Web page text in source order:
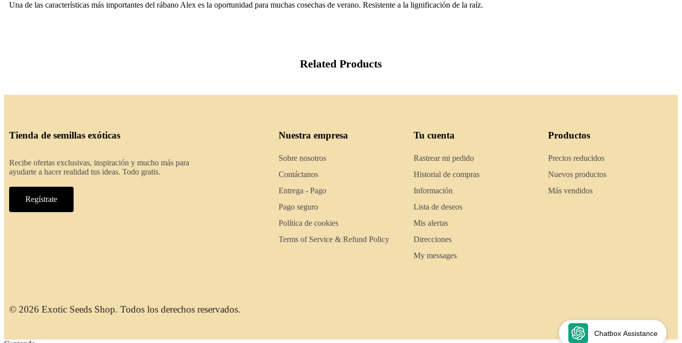
Una de las características más importantes del rábano Alex es la oportunidad para muchas cosechas de verano. Resistente a la lignificación de la raíz.
Related Products
Chatbox Assistance
Tienda de semillas exóticas
Recibe ofertas exclusivas, inspiración y mucho más para
ayudarte a hacer realidad tus ideas. Todo gratis.
Regístrate
Nuestra empresa
Sobre nosotros
Contáctanos
Entrega - Pago
Pago seguro
Política de cookies
Terms of Service & Refund Policy
Tu cuenta
Rastrear mi pedido
Historial de compras
Información
Lista de deseos
Mis alertas
Direcciones
My messages
Productos
Precios reducidos
Nuevos productos
Más vendidos
© 2026 Exotic Seeds Shop. Todos los derechos reservados.